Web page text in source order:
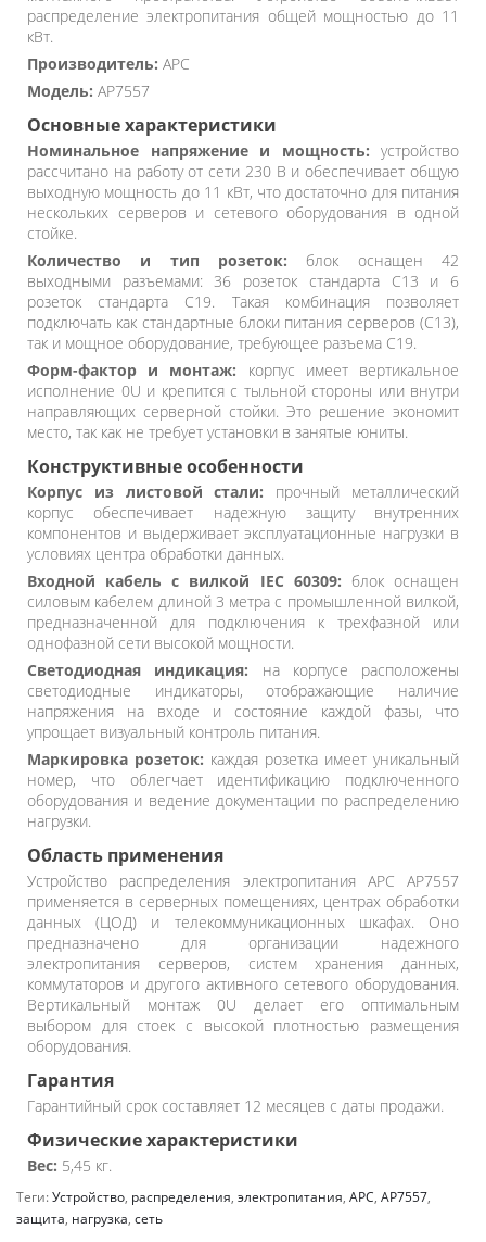
распределение электропитания общей мощностью до 11
кВт.
Производитель: APC
Модель: AP7557
Основные характеристики
Номинальное напряжение и мощность: устройство
рассчитано на работу от сети 230 В и обеспечивает общую
выходную мощность до 11 кВт, что достаточно для питания
нескольких серверов и сетевого оборудования в одной
стойке.
Количество и тип розеток: блок оснащен 42
выходными разъемами: 36 розеток стандарта C13 и 6
розеток стандарта C19. Такая комбинация позволяет
подключать как стандартные блоки питания серверов (C13),
так и мощное оборудование, требующее разъема C19.
Форм-фактор и монтаж: корпус имеет вертикальное
исполнение 0U и крепится с тыльной стороны или внутри
направляющих серверной стойки. Это решение экономит
место, так как не требует установки в занятые юниты.
Конструктивные особенности
Корпус из листовой стали: прочный металлический
корпус обеспечивает надежную защиту внутренних
компонентов и выдерживает эксплуатационные нагрузки в
условиях центра обработки данных.
Входной кабель с вилкой IEC 60309: блок оснащен
силовым кабелем длиной 3 метра с промышленной вилкой,
предназначенной для подключения к трехфазной или
однофазной сети высокой мощности.
Светодиодная индикация: на корпусе расположены
светодиодные индикаторы, отображающие наличие
напряжения на входе и состояние каждой фазы, что
упрощает визуальный контроль питания.
Маркировка розеток: каждая розетка имеет уникальный
номер, что облегчает идентификацию подключенного
оборудования и ведение документации по распределению
нагрузки.
Область применения
Устройство распределения электропитания APC AP7557
применяется в серверных помещениях, центрах обработки
данных (ЦОД) и телекоммуникационных шкафах. Оно
предназначено для организации надежного
электропитания серверов, систем хранения данных,
коммутаторов и другого активного сетевого оборудования.
Вертикальный монтаж 0U делает его оптимальным
выбором для стоек с высокой плотностью размещения
оборудования.
Гарантия
Гарантийный срок составляет 12 месяцев с даты продажи.
Физические характеристики
Вес: 5,45 кг.
Теги:Устройство, распределения, электропитания, APC, AP7557,
защита, нагрузка, сеть